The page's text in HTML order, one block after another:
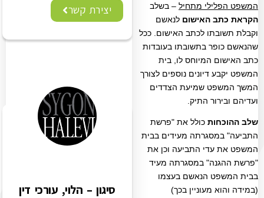
המשפט הפלילי מתחיל– בשלב
הקראת כתב האישוםלנאשם
וקבלת תשובתו לכתב האישום. ככל
שהנאשם כופר בתשובתו בעובדות
כתב האישום המיוחס לו, בית
המשפט יקבע דיונים נוספים לצורך
המשך המשפט שמיעת הצדדים
ועדיהם ובירור התיק.
שלב ההוכחותכולל את "פרשת
התביעה" במסגרתה מעידים בבית
המשפט את עדי התביעה וכן את
"פרשת ההגנה" במסגרתה מעיד
בבית המשפט הנאשם בעצמו
(במידה והוא מעוניין בכך)
יצירת קשר
סיגון – הלוי, עורכי דין